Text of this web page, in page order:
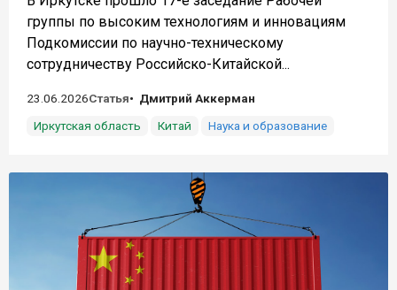
группы по высоким технологиям и инновациям
Подкомиссии по научно-техническому
сотрудничеству Российско-Китайской...
23.06.2026Статья
Дмитрий Аккерман
Иркутская область
Китай Наука и образование